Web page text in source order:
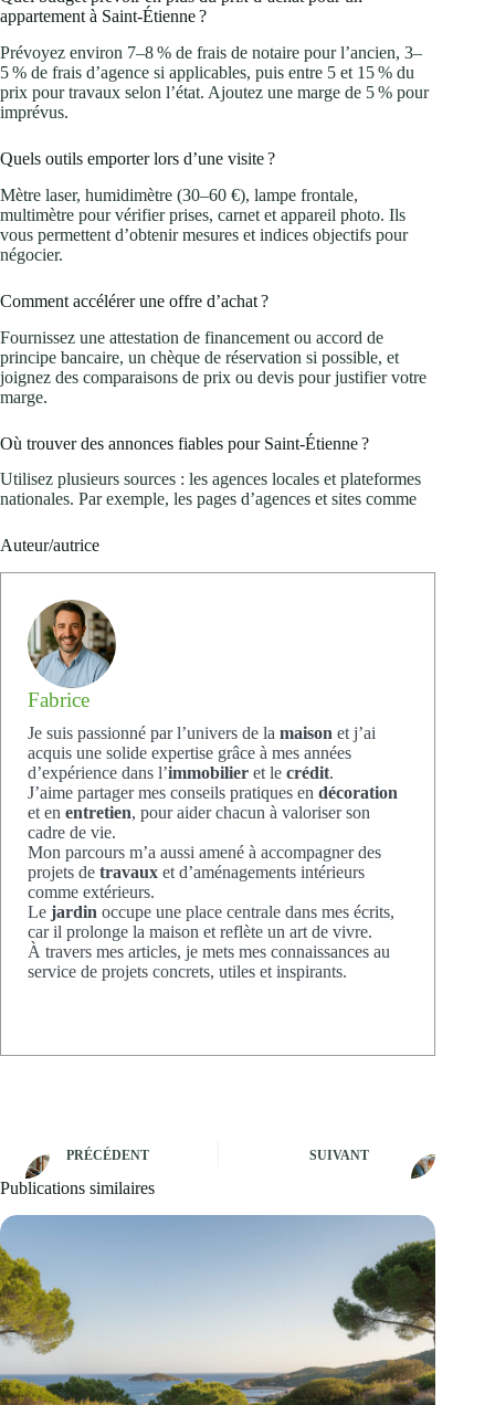
appartement à Saint‑Étienne ?
Prévoyez environ 7–8 % de frais de notaire pour l’ancien, 3–
5 % de frais d’agence si applicables, puis entre 5 et 15 % du
prix pour travaux selon l’état. Ajoutez une marge de 5 % pour
imprévus.
Quels outils emporter lors d’une visite ?
Mètre laser, humidimètre (30–60 €), lampe frontale,
multimètre pour vérifier prises, carnet et appareil photo. Ils
vous permettent d’obtenir mesures et indices objectifs pour
négocier.
Comment accélérer une offre d’achat ?
Fournissez une attestation de financement ou accord de
principe bancaire, un chèque de réservation si possible, et
joignez des comparaisons de prix ou devis pour justifier votre
marge.
Où trouver des annonces fiables pour Saint‑Étienne ?
Utilisez plusieurs sources : les agences locales et plateformes
nationales. Par exemple, les pages d’agences et sites comme
Auteur/autrice
Fabrice
Je suis passionné par l’univers de la maison et j’ai
acquis une solide expertise grâce à mes années
d’expérience dans l’immobilier et le crédit.
J’aime partager mes conseils pratiques en décoration
et en entretien, pour aider chacun à valoriser son
cadre de vie.
Mon parcours m’a aussi amené à accompagner des
projets de travaux et d’aménagements intérieurs
comme extérieurs.
Le jardin occupe une place centrale dans mes écrits,
car il prolonge la maison et reflète un art de vivre.
À travers mes articles, je mets mes connaissances au
service de projets concrets, utiles et inspirants.
PRÉCÉDENT SUIVANT
Publications similaires